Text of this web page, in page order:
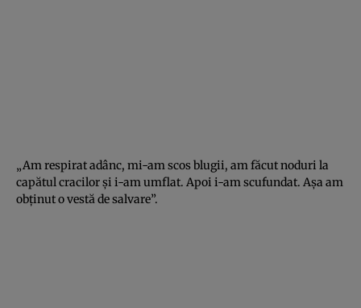
„Am respirat adânc, mi-am scos blugii, am făcut noduri la
capătul cracilor şi i-am umflat. Apoi i-am scufundat. Aşa am
obţinut o vestă de salvare”.